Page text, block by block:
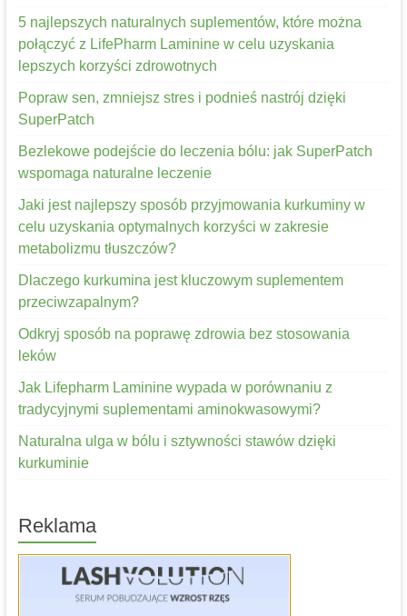
5 najlepszych naturalnych suplementów, które można
połączyć z LifePharm Laminine w celu uzyskania
lepszych korzyści zdrowotnych
Popraw sen, zmniejsz stres i podnieś nastrój dzięki
SuperPatch
Bezlekowe podejście do leczenia bólu: jak SuperPatch
wspomaga naturalne leczenie
Jaki jest najlepszy sposób przyjmowania kurkuminy w
celu uzyskania optymalnych korzyści w zakresie
metabolizmu tłuszczów?
Dlaczego kurkumina jest kluczowym suplementem
przeciwzapalnym?
Odkryj sposób na poprawę zdrowia bez stosowania
leków
Jak Lifepharm Laminine wypada w porównaniu z
tradycyjnymi suplementami aminokwasowymi?
Naturalna ulga w bólu i sztywności stawów dzięki
kurkuminie
Reklama